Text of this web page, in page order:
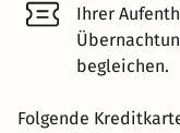
Ihrer
begleichen.
Folgende